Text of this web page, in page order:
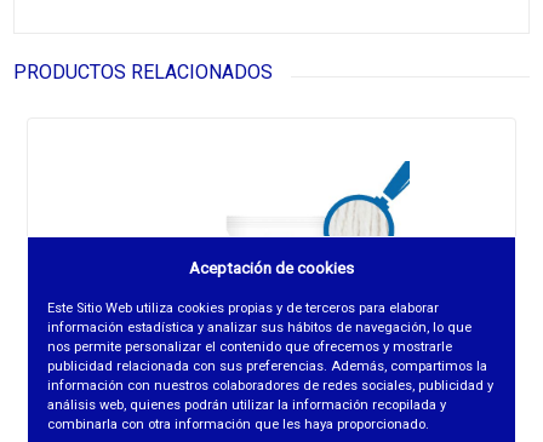
PRODUCTOS RELACIONADOS
Aceptación de cookies
Este Sitio Web utiliza cookies propias y de terceros para elaborar
información estadística y analizar sus hábitos de navegación, lo que
nos permite personalizar el contenido que ofrecemos y mostrarle
publicidad relacionada con sus preferencias. Además, compartimos la
información con nuestros colaboradores de redes sociales, publicidad y
análisis web, quienes podrán utilizar la información recopilada y
combinarla con otra información que les haya proporcionado.